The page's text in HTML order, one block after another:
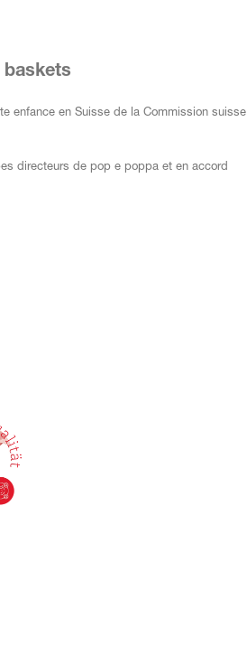
baskets
enfance en Suisse de la Commission suisse
directeurs de pop e poppa et en accord